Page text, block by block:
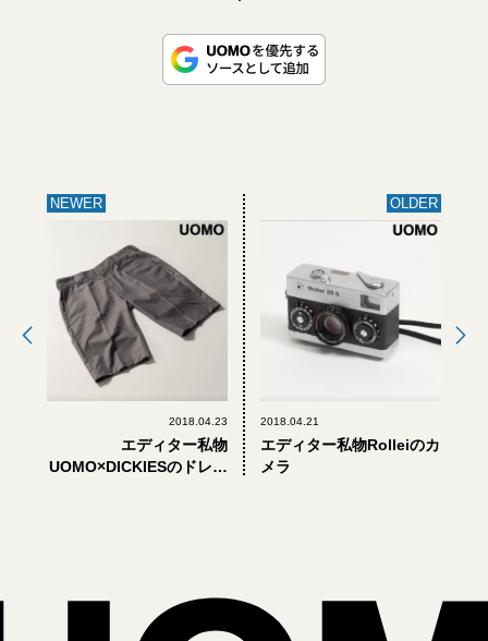
NEWER
2018.04.23
エディター私物
UOMO×DICKIESのドレス
OLDER
2018.04.21
エディター私物Rolleiのカ
メラ